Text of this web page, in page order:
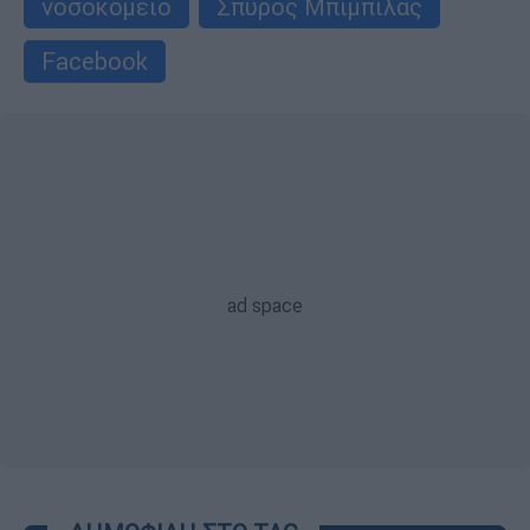
νοσοκομείο
Σπύρος Μπιμπίλας
Facebook